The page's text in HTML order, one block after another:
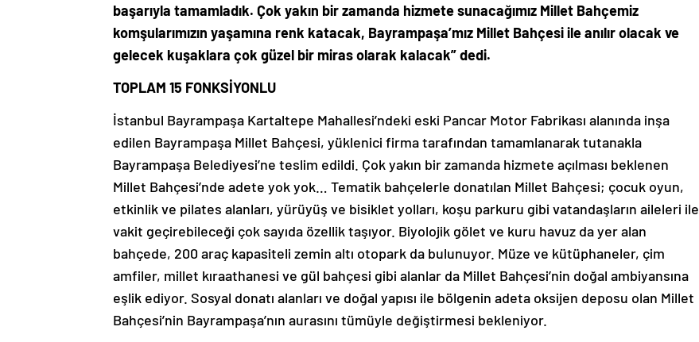
başarıyla tamamladık. Çok yakın bir zamanda hizmete sunacağımız Millet Bahçemiz
komşularımızın yaşamına renk katacak, Bayrampaşa’mız Millet Bahçesi ile anılır olacak ve
gelecek kuşaklara çok güzel bir miras olarak kalacak” dedi.
TOPLAM 15 FONKSİYONLU
İstanbul Bayrampaşa Kartaltepe Mahallesi’ndeki eski Pancar Motor Fabrikası alanında inşa
edilen Bayrampaşa Millet Bahçesi, yüklenici firma tarafından tamamlanarak tutanakla
Bayrampaşa Belediyesi’ne teslim edildi. Çok yakın bir zamanda hizmete açılması beklenen
Millet Bahçesi’nde adete yok yok… Tematik bahçelerle donatılan Millet Bahçesi; çocuk oyun,
etkinlik ve pilates alanları, yürüyüş ve bisiklet yolları, koşu parkuru gibi vatandaşların aileleri ile
vakit geçirebileceği çok sayıda özellik taşıyor. Biyolojik gölet ve kuru havuz da yer alan
bahçede, 200 araç kapasiteli zemin altı otopark da bulunuyor. Müze ve kütüphaneler, çim
amfiler, millet kıraathanesi ve gül bahçesi gibi alanlar da Millet Bahçesi’nin doğal ambiyansına
eşlik ediyor. Sosyal donatı alanları ve doğal yapısı ile bölgenin adeta oksijen deposu olan Millet
Bahçesi’nin Bayrampaşa’nın aurasını tümüyle değiştirmesi bekleniyor.